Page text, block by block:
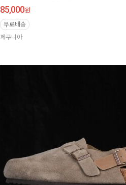
85,000원
무료배송
페쿠니아